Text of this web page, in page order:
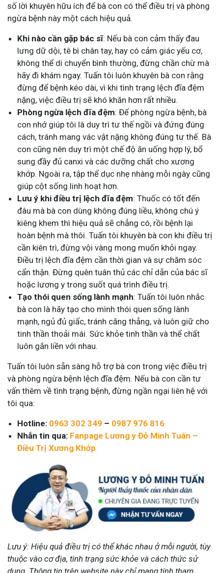
số lời khuyên hữu ích để bà con có thể điều trị và phòng
ngừa bệnh này một cách hiệu quả.
Khi nào cần gặp bác sĩ: Nếu bà con cảm thấy đau
lưng dữ dội, tê bì chân tay, hay có cảm giác yếu cơ,
không thể di chuyển bình thường, đừng chần chừ mà
hãy đi khám ngay. Tuấn tôi luôn khuyên bà con rằng
đừng để bệnh kéo dài, vì khi tình trạng lệch đĩa đệm
nặng, việc điều trị sẽ khó khăn hơn rất nhiều.
Phòng ngừa lệch đĩa đệm: Để phòng ngừa bệnh, bà
con nhớ giúp tôi là duy trì tư thế ngồi và đứng đúng
cách, tránh mang vác vật nặng không đúng tư thế. Bà
con cũng nên duy trì một chế độ ăn uống hợp lý, bổ
sung đầy đủ canxi và các dưỡng chất cho xương
khớp. Ngoài ra, tập thể dục nhẹ nhàng mỗi ngày cũng
giúp cột sống linh hoạt hơn.
Lưu ý khi điều trị lệch đĩa đệm: Thuốc có tốt đến
đâu mà bà con dùng không đúng liều, không chú ý
kiêng khem thì hiệu quả sẽ chẳng có, rồi bệnh lại
hoàn bệnh mà thôi. Tuấn tôi khuyên bà con khi điều trị
cần kiên trì, đừng vội vàng mong muốn khỏi ngay.
Điều trị lệch đĩa đệm cần thời gian và sự chăm sóc
cẩn thận. Đừng quên tuân thủ các chỉ dẫn của bác sĩ
hoặc lương y trong suốt quá trình điều trị.
Tạo thói quen sống lành mạnh: Tuấn tôi luôn nhắc
bà con là hãy tạo cho mình thói quen sống lành
mạnh, ngủ đủ giấc, tránh căng thẳng, và luôn giữ cho
tinh thần thoải mái. Sức khỏe tinh thần và thể chất
luôn gắn liền với nhau.
Tuấn tôi luôn sẵn sàng hỗ trợ bà con trong việc điều trị
và phòng ngừa bệnh lệch đĩa đệm. Nếu bà con cần tư
vấn thêm về tình trạng bệnh, đừng ngần ngại liên hệ với
tôi qua:
Hotline: 0963 302 349 – 0987 976 816
Nhắn tin qua: Fanpage Lương y Đỗ Minh Tuấn –
Điều Trị Xương Khớp
Lưu ý: Hiệu quả điều trị có thể khác nhau ở mỗi người, tùy
thuộc vào cơ địa, tình trạng sức khỏe và cách thức sử